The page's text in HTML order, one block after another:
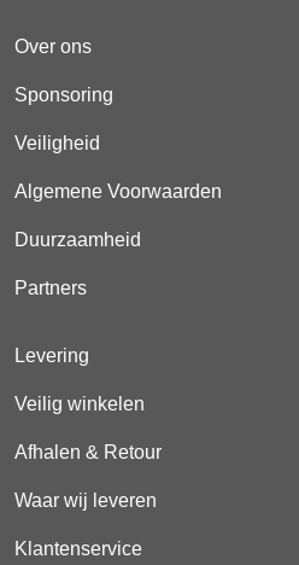
Over ons
Sponsoring
Veiligheid
Algemene Voorwaarden
Duurzaamheid
Partners
Levering
Veilig winkelen
Afhalen & Retour
Waar wij leveren
Klantenservice